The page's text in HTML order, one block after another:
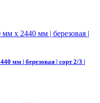
мм | березовая | сорт 2/3 |